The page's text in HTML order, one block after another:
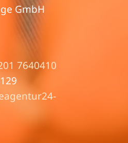
GmbH
7640410